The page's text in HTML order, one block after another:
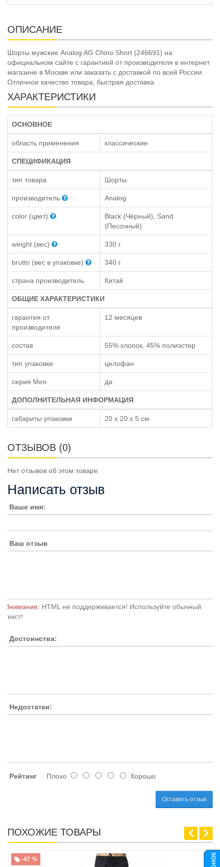
ОПИСАНИЕ
Шорты мужские Analog AG Chino Short (246691) на
официальном сайте с гарантией от производителя в интернет
магазине в Москве или заказать с доставкой по всей России.
Отличное качество товара, быстрая доставка
ХАРАКТЕРИСТИКИ
ОСНОВНОЕ
область применения классические
СПЕЦИФИКАЦИЯ
тип товара Шорты
производитель Analog
color (цвет)
Black (Чёрный), Sand
(Песочный)
weight (вес) 330 г
brutto (вес в упаковке) 340 г
страна производитель Китай
ОБЩИЕ ХАРАКТЕРИСТИКИ
гарантия от
производителя
12 месяцев
состав 55% хлопок, 45% полиэстер
тип упаковки целофан
серия Men да
ДОПОЛНИТЕЛЬНАЯ ИНФОРМАЦИЯ
габариты упаковки 20 x 20 x 5 см
ОТЗЫВОВ (0)
Нет отзывов об этом товаре.
Написать отзыв
Ваше имя:
Ваш отзыв
Внимание: HTML не поддерживается! Используйте обычный
текст!
Достоинства:
Недостатки:
Рейтинг Плохо Хорошо
Оставить отзыв
ПОХОЖИЕ ТОВАРЫ
-47 %